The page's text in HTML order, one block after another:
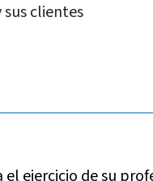
clientes
ejercicio de su